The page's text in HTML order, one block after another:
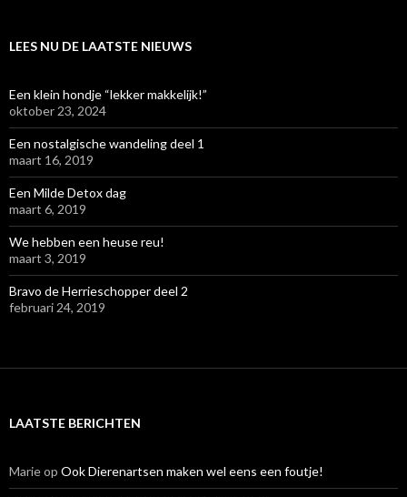
LEES NU DE LAATSTE NIEUWS
Een klein hondje “lekker makkelijk!”
oktober 23, 2024
Een nostalgische wandeling deel 1
maart 16, 2019
Een Milde Detox dag
maart 6, 2019
We hebben een heuse reu!
maart 3, 2019
Bravo de Herrieschopper deel 2
februari 24, 2019
LAATSTE BERICHTEN
Marieop Ook Dierenartsen maken wel eens een foutje!